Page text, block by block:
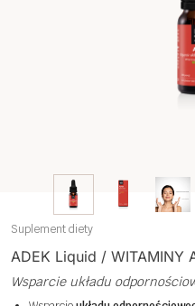
Suplement diety
ADEK Liquid / WITAMINY
Wsparcie układu